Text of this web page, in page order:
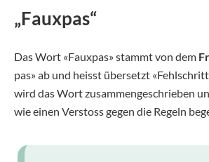
„Fauxpas“
Das Wort «Fauxpas» stammt von dem F
pas» ab und heisst übersetzt
wird das Wort zusammengeschrieben
wie einen Verstoss gegen die Regeln